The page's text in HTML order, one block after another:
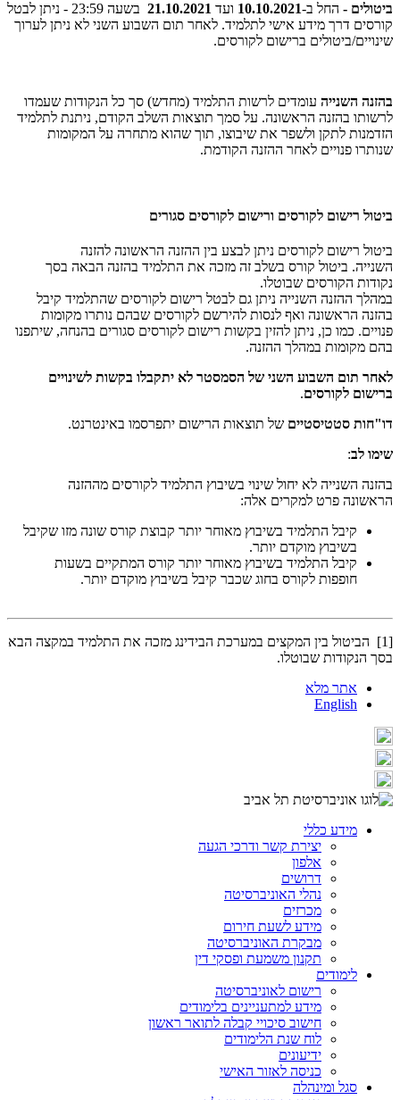
ביטולים - החל ב-10.10.2021 ועד 21.10.2021
בשעה 23:59 - ניתן לבטל
קורסים דרך מידע אישי לתלמיד. לאחר תום השבוע השני לא ניתן לערוך
שינויים/ביטולים ברישום לקורסים.
בהזנה השנייה עומדים לרשות התלמיד (מחדש) סך כל הנקודות שעמדו
לרשותו בהזנה הראשונה. על סמך תוצאות השלב הקודם, ניתנת לתלמיד
הזדמנות לתקן ולשפר את שיבוצו, תוך שהוא מתחרה על המקומות
שנותרו פנויים לאחר ההזנה הקודמת.
ביטול רישום לקורסים ורישום לקורסים סגורים
ביטול רישום לקורסים ניתן לבצע בין ההזנה הראשונה להזנה
השנייה. ביטול קורס בשלב זה מזכה את התלמיד בהזנה הבאה בסך
נקודות הקורסים שבוטלו.
במהלך ההזנה השנייה ניתן גם לבטל רישום לקורסים שהתלמיד קיבל
בהזנה הראשונה ואף לנסות להירשם לקורסים שבהם נותרו מקומות
פנויים. כמו כן, ניתן להזין בקשות רישום לקורסים סגורים בהנחה, שיתפנו
בהם מקומות במהלך ההזנה.
לאחר תום השבוע השני של הסמסטר לא יתקבלו בקשות לשינויים
ברישום לקורסים.
דו"חות סטטיסטיים של תוצאות הרישום יתפרסמו באינטרנט.
שימו לב:
בהזנה השנייה לא יחול שינוי בשיבוץ התלמיד לקורסים מההזנה
הראשונה פרט למקרים אלה:
קיבל התלמיד בשיבוץ מאוחר יותר קבוצת קורס שונה מזו שקיבל
בשיבוץ מוקדם יותר.
קיבל התלמיד בשיבוץ מאוחר יותר קורס המתקיים בשעות
חופפות לקורס בחוג שכבר קיבל בשיבוץ מוקדם יותר.
[1] הביטול בין המקצים במערכת הבידינג מזכה את התלמיד במקצה הבא
בסך הנקודות שבוטלו.
אתר מלא
English
מידע כללי
יצירת קשר ודרכי הגעה
אלפון
דרושים
נהלי האוניברסיטה
מכרזים
מידע לשעת חירום
מבקרת האוניברסיטה
תקנון משמעת ופסקי דין
לימודים
רישום לאוניברסיטה
מידע למתעניינים בלימודים
חישוב סיכויי קבלה לתואר ראשון
לוח שנת הלימודים
ידיעונים
כניסה לאזור האישי
סגל ומינהלה